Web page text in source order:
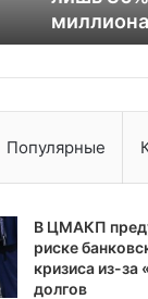
снарядов
Популярные
В ЦМАКП
риске
кризиса из-за
долгов